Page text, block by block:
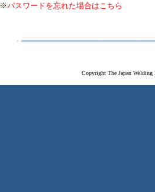
※パスワードを忘れた場合はこちら
Copyright The Japan